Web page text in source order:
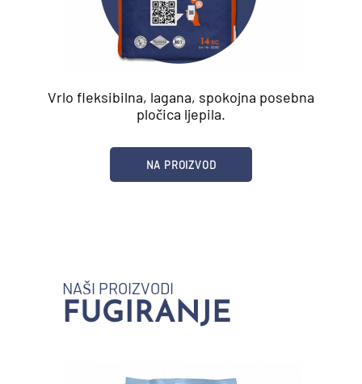
Vrlo fleksibilna, lagana, spokojna posebna
pločica ljepila.
NA PROIZVOD
NAŠI PROIZVODI
FUGIRANJE